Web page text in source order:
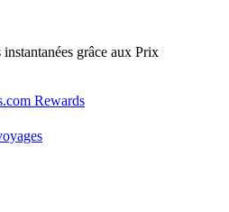
grâce aux Prix
Rewards